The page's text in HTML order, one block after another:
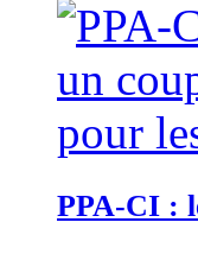
PPA-CI :